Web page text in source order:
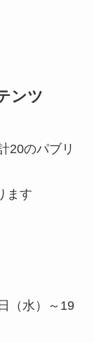
ンツ
20のパブリ
ます
（水）～19